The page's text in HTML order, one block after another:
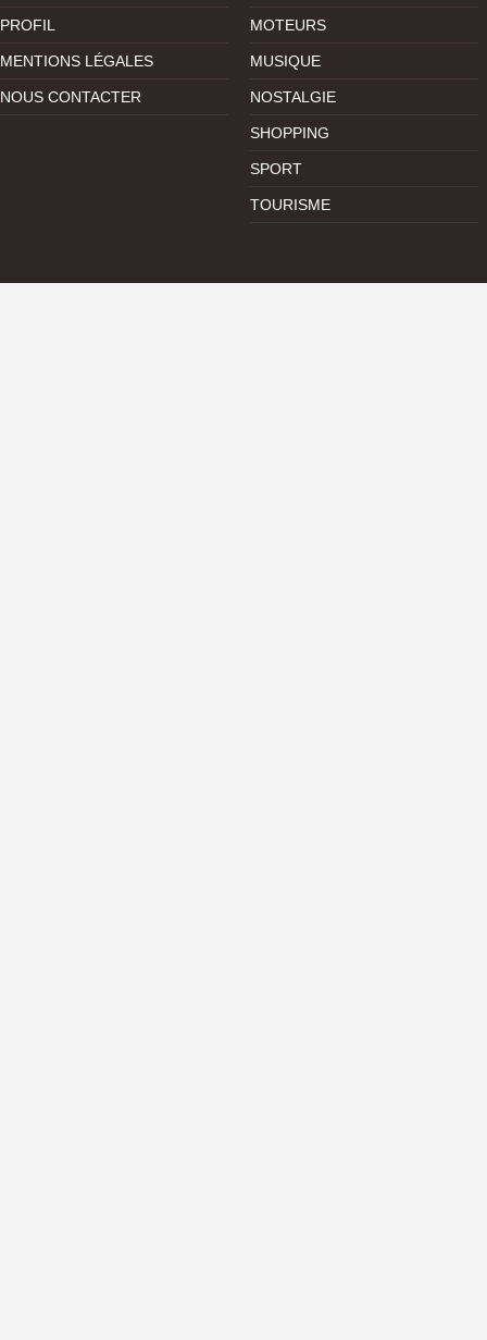
PROFIL
MENTIONS LÉGALES
NOUS CONTACTER
MOTEURS
MUSIQUE
NOSTALGIE
SHOPPING
SPORT
TOURISME